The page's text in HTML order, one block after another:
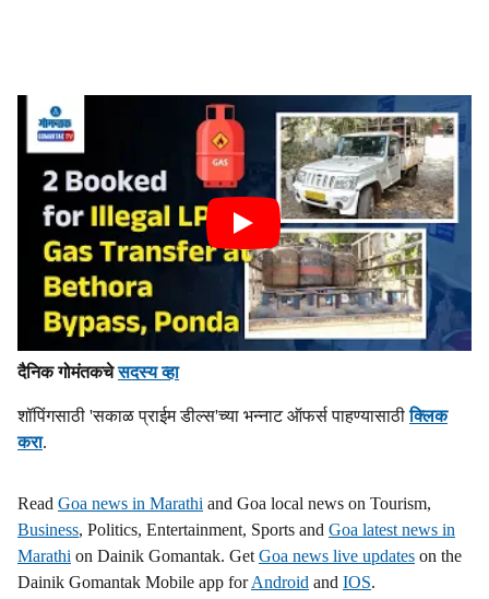
दैनिक गोमंतकचेसदस्य व्हा
शॉपिंगसाठी 'सकाळ प्राईम डील्स'च्या भन्नाट ऑफर्स पाहण्यासाठीक्लिक
करा.
Read Goa news in Marathi and Goa local news on Tourism,
Business, Politics, Entertainment, Sports and Goa latest news in
Marathi on Dainik Gomantak. Get Goa news live updates on the
Dainik Gomantak Mobile app forAndroid and IOS.